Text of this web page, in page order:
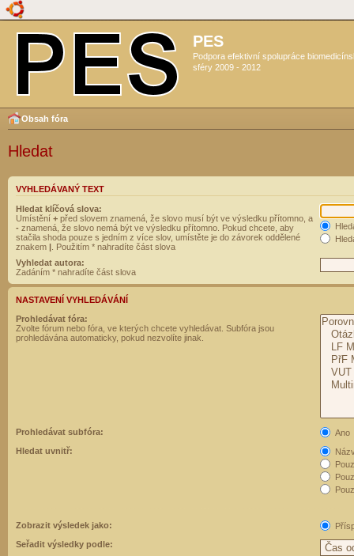
PES
Podpora efektivní spolupráce
sféry 2009 - 2012
Obsah fóra
Hledat
VYHLEDÁVANÝ TEXT
Hledat klíčová slova:
Umístění + před slovem znamená, že slovo musí být ve výsledku přítomno, a
- znamená, že slovo nemá být ve výsledku přítomno. Pokud chcete, aby
stačila shoda pouze s jedním z více slov, umístěte je do závorek oddělené
znakem | . Použitím * nahradíte část slova
Vyhledat autora:
Zadáním * nahradíte část slova
NASTAVENÍ VYHLEDÁVÁNÍ
Prohledávat fóra:
Zvolte fórum nebo fóra, ve kterých chcete vyhledávat. Subfóra jsou
prohledávána automaticky, pokud nezvolíte jinak.
Prohledávat subfóra:
Ano
Hledat uvnitř:
Zobrazit výsledek jako:
Seřadit výsledky podle: